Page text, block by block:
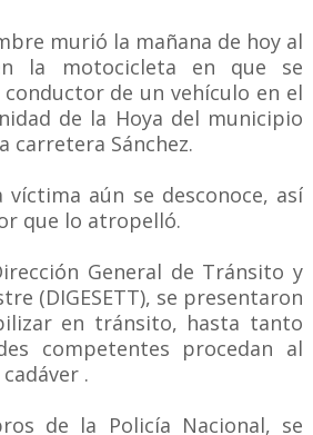
murió la mañana de hoy al
la motocicleta en que se
de un vehículo en el
de la Hoya del municipio
carretera Sánchez.
aún se desconoce, así
que lo atropelló.
General de Tránsito y
(DIGESETT), se presentaron
en tránsito, hasta tanto
competentes procedan al
.
de la Policía Nacional, se